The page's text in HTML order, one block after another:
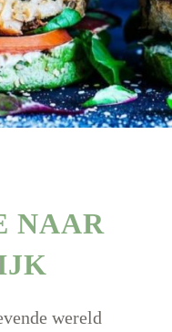
NAAR
wereld